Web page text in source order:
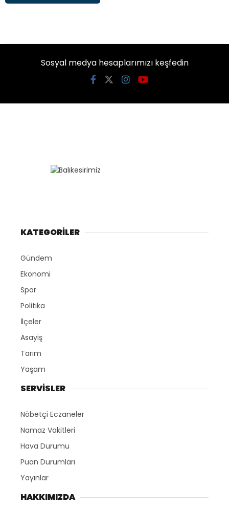
Sosyal medya hesaplarımızı keşfedin
KATEGORİLER
Gündem
Ekonomi
Spor
Politika
İlçeler
Asayiş
Tarım
Yaşam
SERVİSLER
Nöbetçi Eczaneler
Namaz Vakitleri
Hava Durumu
Puan Durumları
Yayınlar
HAKKIMIZDA